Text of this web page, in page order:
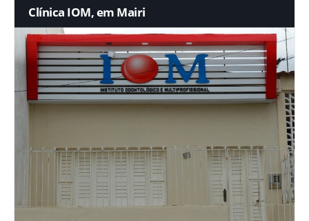
Clínica IOM, em Mairi